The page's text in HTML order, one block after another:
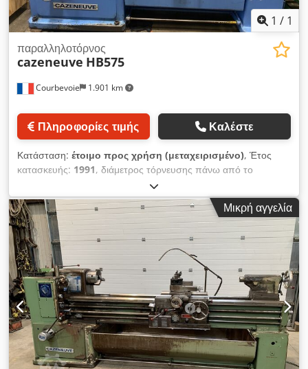
1 / 1
Courbevoie 1.901 km
παραλληλοτόρνος
cazeneuve HB575
Πληροφορίες τιμής Καλέστε
Κατάσταση: έτοιμο προς χρήση (μεταχειρισμένο), Έτος
κατασκευής: 1991, διάμετρος τόρνευσης πάνω από το
, οπέρα άξονα:
τορναρίσματος:575 χιλ., πλάτος στο κέντρο:1.000 χιλ.,
Οπτικός δείκτης Heidenhain 2 αξόνων Εξωτερικός ηλεκτρικός
πίνακας Dkjdpezh U Ayofx Ah Eer Ικανότητα 1000x575mm,
διάμετρος οπής ατράκτου 51mm Τσοκ Ladner Πύργος
εργαλείων Multifix
Μικρή αγγελία